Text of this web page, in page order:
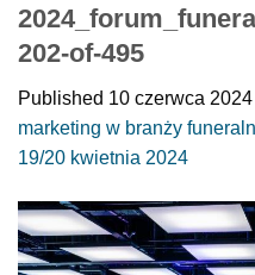
202-of-495
Published 10 czerwca 2024
marketing w branży
19/20 kwietnia 2024